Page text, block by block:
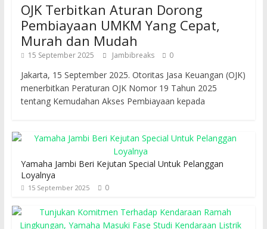
OJK Terbitkan Aturan Dorong
Pembiayaan UMKM Yang Cepat,
Murah dan Mudah
15 September 2025 Jambibreaks 0
Jakarta, 15 September 2025. Otoritas Jasa Keuangan (OJK)
menerbitkan Peraturan OJK Nomor 19 Tahun 2025
tentang Kemudahan Akses Pembiayaan kepada
Yamaha Jambi Beri Kejutan Special Untuk Pelanggan
Loyalnya
15 September 2025 0